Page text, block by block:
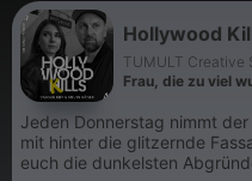
Hollywood
TUMULT Creative
Frau, die zu viel
Jeden Donnerstag nimmt der
mit hinter die glitzernde
euch die dunkelsten